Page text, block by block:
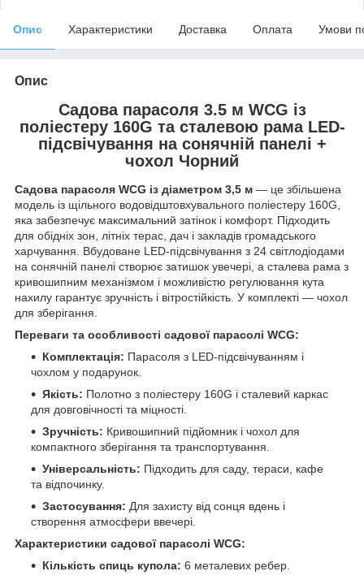
Опис Характеристики Доставка Оплата Умови
Опис
Садова парасоля 3.5 м WCG із
поліестеру 160G та сталевою рама LED-
підсвічування на сонячній панелі +
чохол Чорний
Садова парасоля WCG із діаметром 3,5 м — це збільшена
модель із щільного водовідштовхувального поліестеру 160G,
яка забезпечує максимальний затінок і комфорт. Підходить
для обідніх зон, літніх терас, дач і закладів громадського
харчування. Вбудоване LED-підсвічування з 24 світлодіодами
на сонячній панелі створює затишок увечері, а сталева рама з
кривошипним механізмом і можливістю регулювання кута
нахилу гарантує зручність і вітростійкість. У комплекті — чохол
для зберігання.
Переваги та особливості садової парасолі WCG:
Комплектація: Парасоля з LED-підсвічуванням і
чохлом у подарунок.
Якість: Полотно з поліестеру 160G і сталевий каркас
для довговічності та міцності.
Зручність: Кривошипний підйомник і чохол для
компактного зберігання та транспортування.
Універсальність: Підходить для саду, тераси, кафе
та відпочинку.
Застосування: Для захисту від сонця вдень і
створення атмосфери ввечері.
Характеристики садової парасолі WCG:
Кількість спиць купола: 6 металевих ребер.